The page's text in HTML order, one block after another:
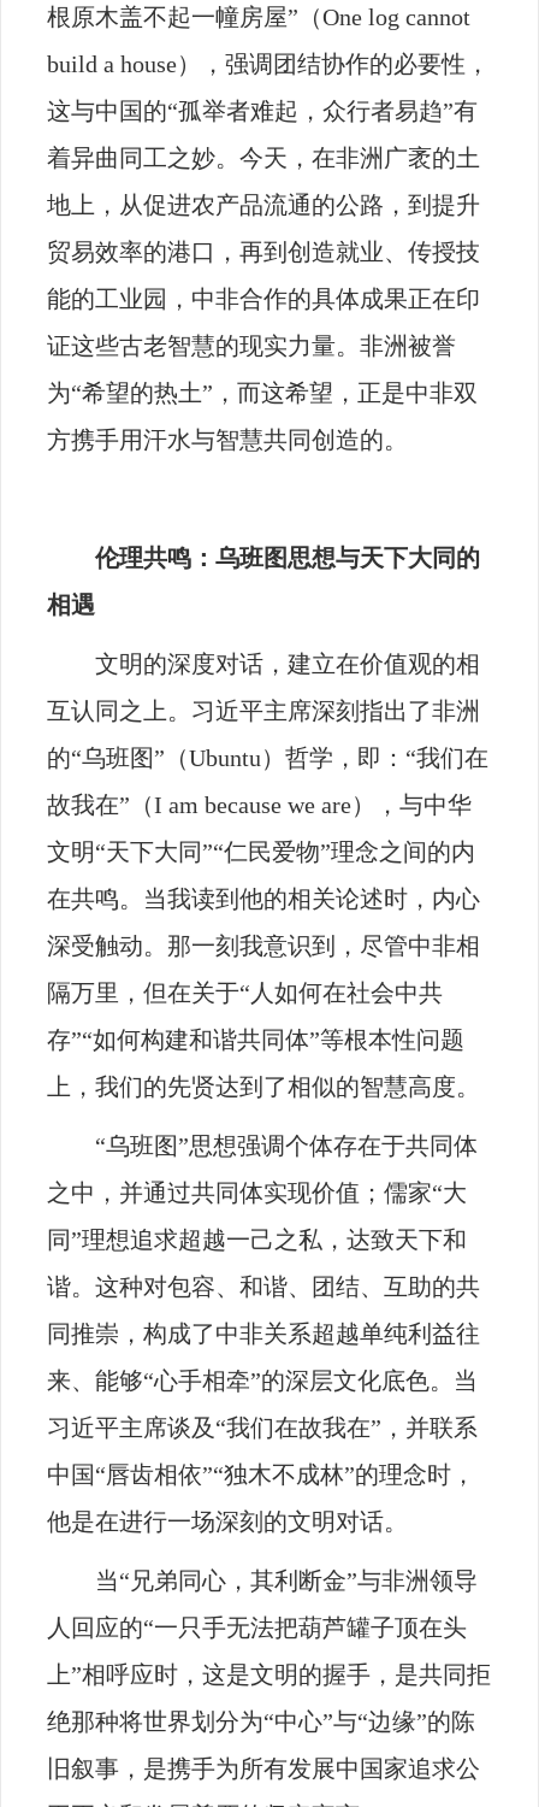
根原木盖不起一幢房屋”（One log cannot
build a house），强调团结协作的必要性，
这与中国的“孤举者难起，众行者易趋”有
着异曲同工之妙。今天，在非洲广袤的土
地上，从促进农产品流通的公路，到提升
贸易效率的港口，再到创造就业、传授技
能的工业园，中非合作的具体成果正在印
证这些古老智慧的现实力量。非洲被誉
为“希望的热土”，而这希望，正是中非双
方携手用汗水与智慧共同创造的。
伦理共鸣：乌班图思想与天下大同的
相遇
文明的深度对话，建立在价值观的相
互认同之上。习近平主席深刻指出了非洲
的“乌班图”（Ubuntu）哲学，即：“我们在
故我在”（I am because we are），与中华
文明“天下大同”“仁民爱物”理念之间的内
在共鸣。当我读到他的相关论述时，内心
深受触动。那一刻我意识到，尽管中非相
隔万里，但在关于“人如何在社会中共
存”“如何构建和谐共同体”等根本性问题
上，我们的先贤达到了相似的智慧高度。
“乌班图”思想强调个体存在于共同体
之中，并通过共同体实现价值；儒家“大
同”理想追求超越一己之私，达致天下和
谐。这种对包容、和谐、团结、互助的共
同推崇，构成了中非关系超越单纯利益往
来、能够“心手相牵”的深层文化底色。当
习近平主席谈及“我们在故我在”，并联系
中国“唇齿相依”“独木不成林”的理念时，
他是在进行一场深刻的文明对话。
当“兄弟同心，其利断金”与非洲领导
人回应的“一只手无法把葫芦罐子顶在头
上”相呼应时，这是文明的握手，是共同拒
绝那种将世界划分为“中心”与“边缘”的陈
旧叙事，是携手为所有发展中国家追求公